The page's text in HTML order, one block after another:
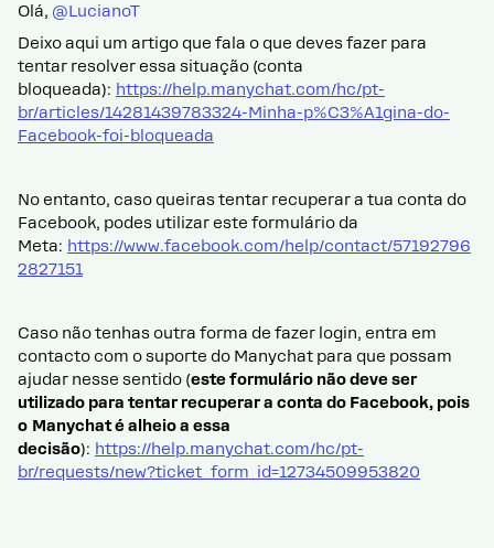
Olá, ​ @LucianoT
Deixo aqui um artigo que fala o que deves fazer para
tentar resolver essa situação (conta
bloqueada): https://help.manychat.com/hc/pt-
br/articles/14281439783324-Minha-p%C3%A1gina-do-
Facebook-foi-bloqueada
No entanto, caso queiras tentar recuperar a tua conta do
Facebook, podes utilizar este formulário da
Meta: https://www.facebook.com/help/contact/57192796
2827151
Caso não tenhas outra forma de fazer login, entra em
contacto com o suporte do Manychat para que possam
ajudar nesse sentido (este formulário não deve ser
utilizado para tentar recuperar a conta do Facebook, pois
o Manychat é alheio a essa
decisão): https://help.manychat.com/hc/pt-
br/requests/new?ticket_form_id=12734509953820